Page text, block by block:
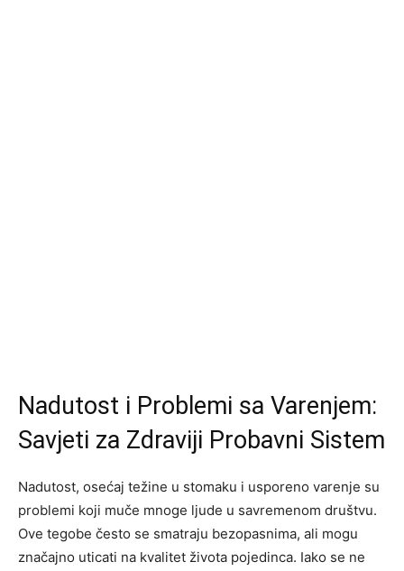
Nadutost i Problemi sa Varenjem:
Savjeti za Zdraviji Probavni Sistem
Nadutost, osećaj težine u stomaku i usporeno varenje su
problemi koji muče mnoge ljude u savremenom društvu.
Ove tegobe često se smatraju bezopasnima, ali mogu
značajno uticati na kvalitet života pojedinca. Iako se ne